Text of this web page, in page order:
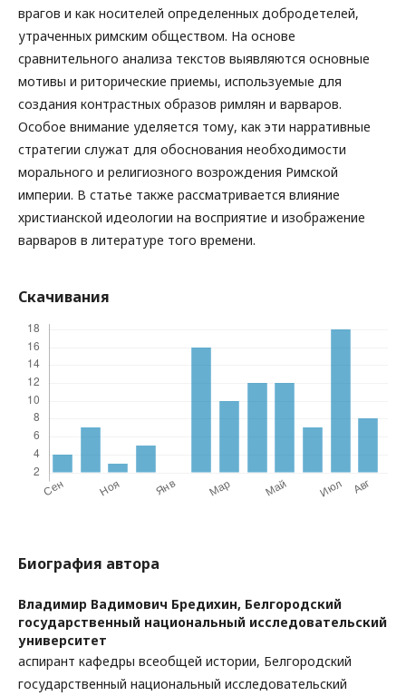
врагов и как носителей определенных добродетелей,
утраченных римским обществом. На основе
сравнительного анализа текстов выявляются основные
мотивы и риторические приемы, используемые для
создания контрастных образов римлян и варваров.
Особое внимание уделяется тому, как эти нарративные
стратегии служат для обоснования необходимости
морального и религиозного возрождения Римской
империи. В статье также рассматривается влияние
христианской идеологии на восприятие и изображение
варваров в литературе того времени.
Скачивания
Биография автора
Владимир Вадимович Бредихин, Белгородский
государственный национальный исследовательский
университет
аспирант кафедры всеобщей истории, Белгородский
государственный национальный исследовательский